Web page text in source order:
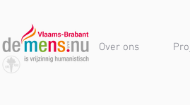
Over ons